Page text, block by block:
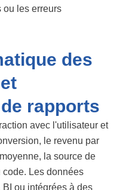
ou les erreurs
des
rapports
avec l'utilisateur et
le revenu par
la source de
Les données
ou intégrées à des